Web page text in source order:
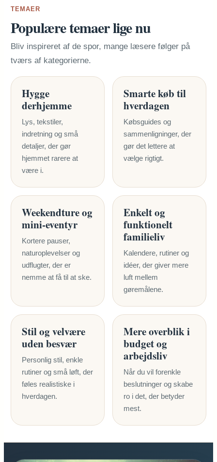
TEMAER
Populære temaer lige nu
Bliv inspireret af de spor, mange læsere følger på
tværs af kategorierne.
Hygge
derhjemme
Lys, tekstiler,
indretning og små
detaljer, der gør
hjemmet rarere at
være i.
Smarte køb til
hverdagen
Købsguides og
sammenligninger, der
gør det lettere at
vælge rigtigt.
Weekendture og
mini-eventyr
Kortere pauser,
naturoplevelser og
udflugter, der er
nemme at få til at ske.
Enkelt og
funktionelt
familieliv
Kalendere, rutiner og
idéer, der giver mere
luft mellem
gøremålene.
Stil og velvære
uden besvær
Personlig stil, enkle
rutiner og små løft, der
føles realistiske i
hverdagen.
Mere overblik i
budget og
arbejdsliv
Når du vil forenkle
beslutninger og skabe
ro i det, der betyder
mest.